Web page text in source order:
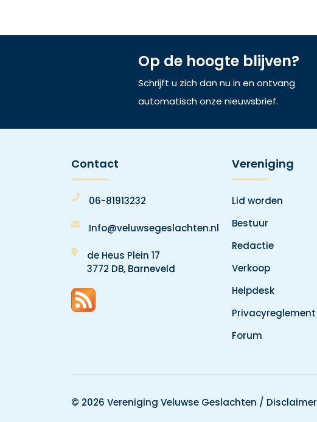
Op de hoogte blijven?
Schrijft u zich dan nu in en ontvang
automatisch onze nieuwsbrief.
Contact
06-81913232
Info@veluwsegeslachten.nl
de Heus Plein 17
3772 DB, Barneveld
Vereniging
Lid worden
Bestuur
Redactie
Verkoop
Helpdesk
Privacyreglement
Forum
© 2026 Vereniging Veluwse Geslachten / Disclaimer